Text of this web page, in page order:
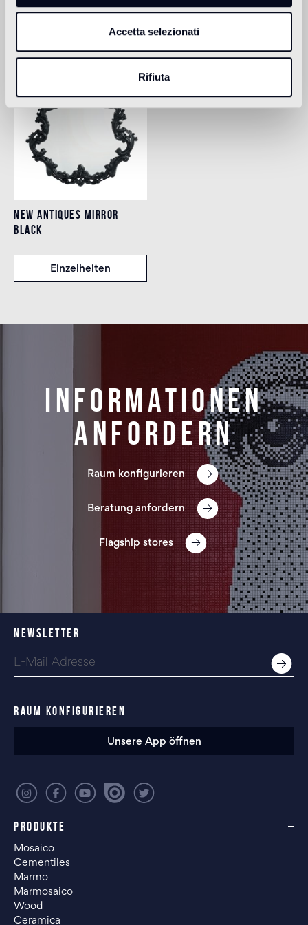
Accetta selezionati
Rifiuta
Prodotti Correlati
NEW ANTIQUES MIRROR
BLACK
Einzelheiten
Informationen
anfordern
Raum konfigurieren
Beratung anfordern
Flagship stores
PRODUKTE
Mosaico
Cementiles
Marmo
Marmosaico
Wood
Ceramica
NEWSLETTER
RAUM KONFIGURIEREN
Unsere App öffnen